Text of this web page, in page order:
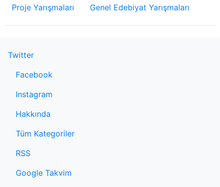
Proje Yarışmaları
Genel Edebiyat Yarışmaları
Twitter
Facebook
Instagram
Hakkında
Tüm Kategoriler
RSS
Google Takvim